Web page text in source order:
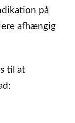
på
afhængig
til at